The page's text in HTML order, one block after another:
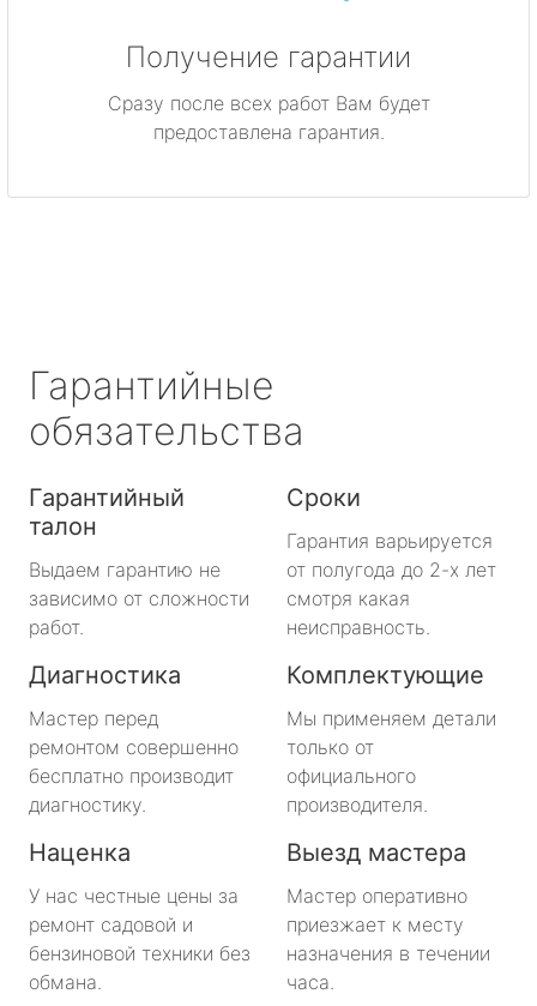
Получение гарантии
Сразу после всех работ Вам будет
предоставлена гарантия.
Гарантийные
обязательства
Гарантийный
талон
Выдаем гарантию не
зависимо от сложности
работ.
Сроки
Гарантия варьируется
от полугода до 2-х лет
смотря какая
неисправность.
Диагностика
Мастер перед
ремонтом совершенно
бесплатно производит
диагностику.
Комплектующие
Мы применяем детали
только от
официального
производителя.
Наценка
У нас честные цены за
ремонт садовой и
бензиновой техники без
обмана.
Выезд мастера
Мастер оперативно
приезжает к месту
назначения в течении
часа.